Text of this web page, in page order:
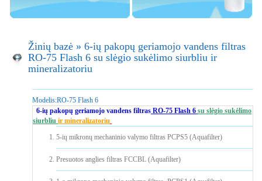
Žinių bazė » 6-ių pakopų geriamojo vandens filtras
RO-75 Flash 6 su slėgio sukėlimo siurbliu ir
mineralizatoriu
Modelis:RO-75 Flash 6
6-ių pakopų geriamojo vandens filtras RO-75 Flash 6 su slėgio sukėlimo
siurbliu ir mineralizatoriu
5-ių mikronų mechaninio valymo filtras PCPS5 (Aquafilter)
Presuotos anglies filtras FCCBL (Aquafilter)